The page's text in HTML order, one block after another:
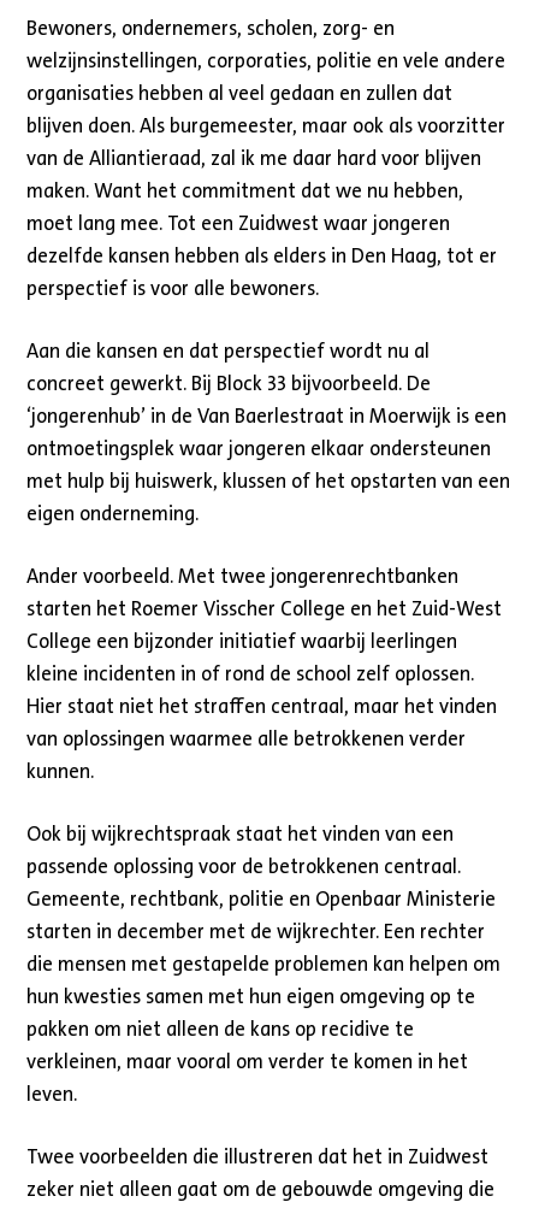
Bewoners, ondernemers, scholen, zorg- en
welzijnsinstellingen, corporaties, politie en vele andere
organisaties hebben al veel gedaan en zullen dat
blijven doen. Als burgemeester, maar ook als voorzitter
van de Alliantieraad, zal ik me daar hard voor blijven
maken. Want het commitment dat we nu hebben,
moet lang mee. Tot een Zuidwest waar jongeren
dezelfde kansen hebben als elders in Den Haag, tot er
perspectief is voor alle bewoners.
Aan die kansen en dat perspectief wordt nu al
concreet gewerkt. Bij Block 33 bijvoorbeeld. De
‘jongerenhub’ in de Van Baerlestraat in Moerwijk is een
ontmoetingsplek waar jongeren elkaar ondersteunen
met hulp bij huiswerk, klussen of het opstarten van een
eigen onderneming.
Ander voorbeeld. Met twee jongerenrechtbanken
starten het Roemer Visscher College en het Zuid-West
College een bijzonder initiatief waarbij leerlingen
kleine incidenten in of rond de school zelf oplossen.
Hier staat niet het straffen centraal, maar het vinden
van oplossingen waarmee alle betrokkenen verder
kunnen.
Ook bij wijkrechtspraak staat het vinden van een
passende oplossing voor de betrokkenen centraal.
Gemeente, rechtbank, politie en Openbaar Ministerie
starten in december met de wijkrechter. Een rechter
die mensen met gestapelde problemen kan helpen om
hun kwesties samen met hun eigen omgeving op te
pakken om niet alleen de kans op recidive te
verkleinen, maar vooral om verder te komen in het
leven.
Twee voorbeelden die illustreren dat het in Zuidwest
zeker niet alleen gaat om de gebouwde omgeving die